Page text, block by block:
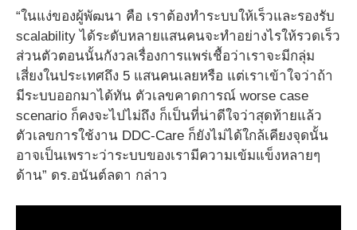
“ในแง่ของผู้พัฒนา คือ เราต้องทำระบบให้เร็วและรองรับ
scalability ได้ระดับหลายแสนคนจะทำอย่างไรให้รวดเร็ว
ส่วนตัวตอนนั้นกังวลเรื่องการแพร่เชื้อว่าเราจะมีกลุ่ม
เสี่ยงในประเทศถึง 5 แสนคนเลยหรือ แต่เราเข้าใจว่าถ้า
มีระบบออกมาได้ทัน ตัวเลขคาดการณ์ worse case
scenario ก็คงจะไปไม่ถึง ก็เป็นที่น่าดีใจว่าสุดท้ายแล้ว
ตัวเลขการใช้งาน DDC-Care ก็ยังไม่ได้ใกล้เคียงจุดนั้น
อาจเป็นเพราะว่าระบบของเรามีความเข้มแข็งหลายๆ
ด้าน” ดร.อนันต์ลดา กล่าว